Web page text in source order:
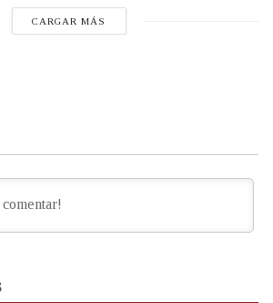
CARGAR MÁS